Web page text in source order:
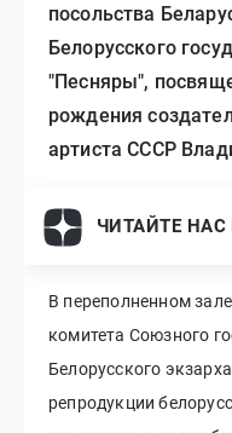
посольства
Белорусского
"Песняры",
рождения
артиста СССР
ЧИТАЙТЕ НАС
В переполненном
комитета Союзного
Белорусского
репродукции